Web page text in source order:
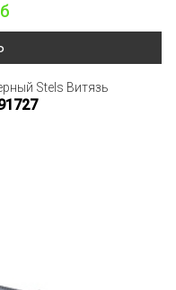
Stels Витязь